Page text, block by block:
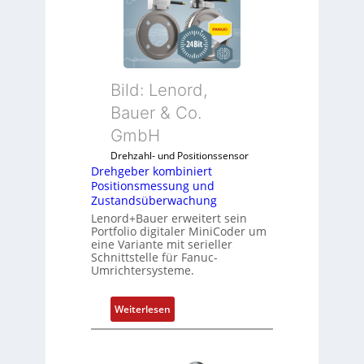
e
h
g
e
e
m
b
i
i
e
r
P
o
s
Bild: Lenord,
Bauer & Co.
GmbH
Drehzahl- und Positionssensor
Drehgeber kombiniert
Positionsmessung und
Zustandsüberwachung
Lenord+Bauer erweitert sein
Portfolio digitaler MiniCoder um
eine Variante mit serieller
Schnittstelle für Fanuc-
Umrichtersysteme.
Weiterlesen:
D